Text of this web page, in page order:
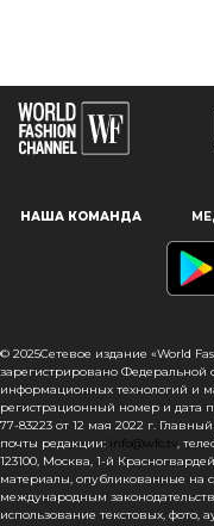
Наш сайт использует
пользователям,
информацию,
сайта, вы
файлов cookie в
в отношении данного
с тем, чтобы мы
то вы должны
настройки вашего
НАША КОМАНДА
© 2025Сетевое издание «World
зарегистрировано Федеральной
информационных технологий и
регистрационный номер и дата
77-83223 от 12 мая 2022 г.
почты редакции: info@wfc.tv,
123100, Москва, 1-й
материалы, опубликованные на
международным
использование текстовых, фото,